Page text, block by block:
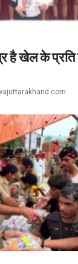
है खेल के प्रति